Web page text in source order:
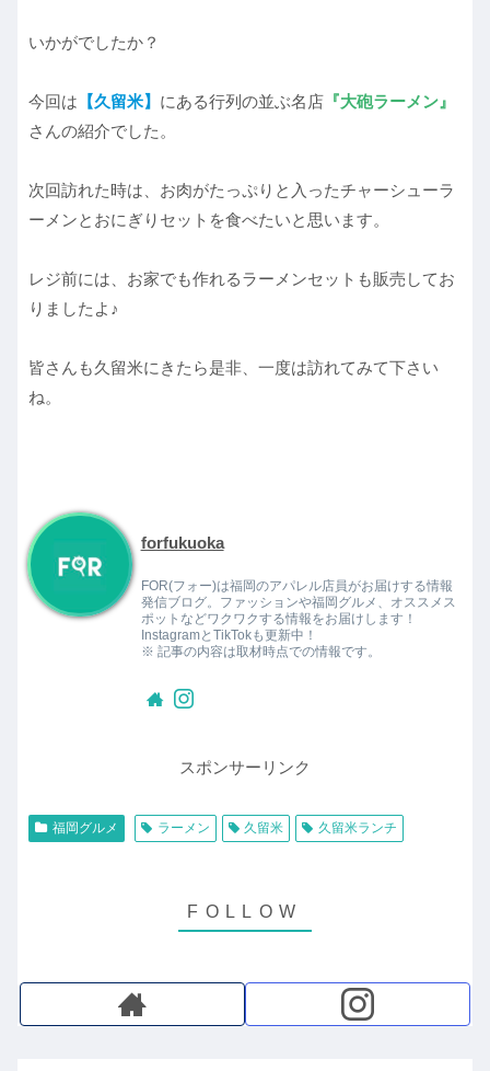
いかがでしたか？
今回は 【久留米】 にある行列の並ぶ名店 『大砲ラーメン』
さんの紹介でした。
次回訪れた時は、お肉がたっぷりと入ったチャーシューラ
ーメンとおにぎりセットを食べたいと思います。
レジ前には、お家でも作れるラーメンセットも販売してお
りましたよ♪
皆さんも久留米にきたら是非、一度は訪れてみて下さい
ね。
forfukuoka
FOR(フォー)は福岡のアパレル店員がお届けする情報
発信ブログ。ファッションや福岡グルメ、オススメス
ポットなどワクワクする情報をお届けします！
InstagramとTikTokも更新中！
※ 記事の内容は取材時点での情報です。
スポンサーリンク
福岡グルメ ラーメン 久留米 久留米ランチ